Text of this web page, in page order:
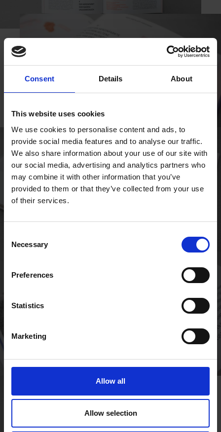
Consent Details About
This website uses cookies
We use cookies to personalise content and ads, to
provide social media features and to analyse our traffic.
We also share information about your use of our site with
our social media, advertising and analytics partners who
may combine it with other information that you’ve
provided to them or that they’ve collected from your use
of their services.
Selection
Necessary
Preferences
Statistics
Marketing
Allow all
Allow selection